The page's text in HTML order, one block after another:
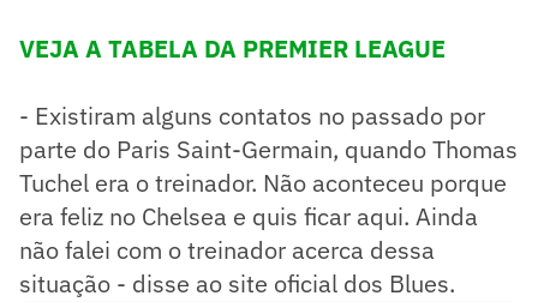
VEJA A TABELA DA PREMIER LEAGUE
- Existiram alguns contatos no passado por
parte do Paris Saint-Germain, quando Thomas
Tuchel era o treinador. Não aconteceu porque
era feliz no Chelsea e quis ficar aqui. Ainda
não falei com o treinador acerca dessa
situação - disse ao site oficial dos Blues.